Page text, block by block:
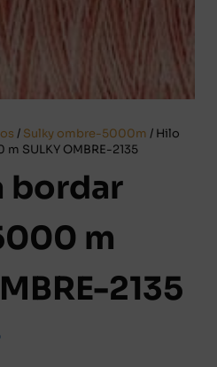
/ Sulky ombre-5000m / Hilo
SULKY OMBRE-2135
bordar
m
2135